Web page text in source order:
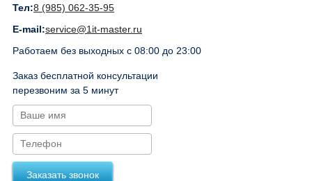
Тел:8 (985) 062-35-95
E-mail:service@1it-master.ru
Работаем без выходных с 08:00 до 23:00
Заказ бесплатной консультации
перезвоним за 5 минут
Заказать звонок